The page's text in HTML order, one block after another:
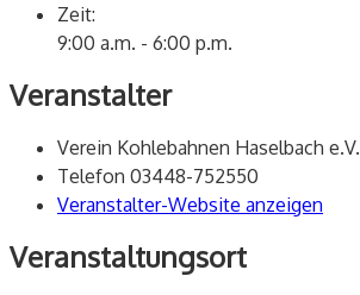
Zeit:
9:00 a.m. - 6:00 p.m.
Veranstalter
Verein Kohlebahnen Haselbach e.V.
Telefon 03448-752550
Veranstalter-Website anzeigen
Veranstaltungsort